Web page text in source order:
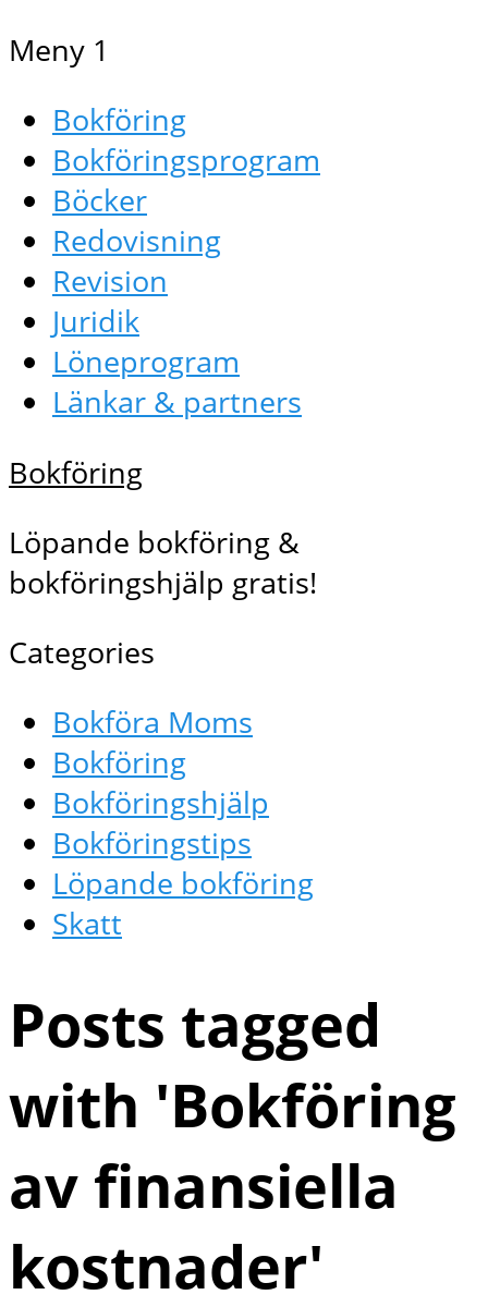
Meny 1
Bokföring
Bokföringsprogram
Böcker
Redovisning
Revision
Juridik
Löneprogram
Länkar & partners
Bokföring
Löpande bokföring &
bokföringshjälp gratis!
Categories
Bokföra Moms
Bokföring
Bokföringshjälp
Bokföringstips
Löpande bokföring
Skatt
Posts tagged
with 'Bokföring
av finansiella
kostnader'